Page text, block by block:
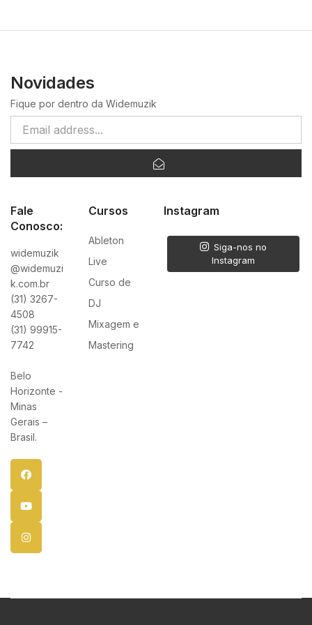
Novidades
Fique por dentro da Widemuzik
Fale
Conosco:
widemuzik
@widemuzi
k.com.br
(31) 3267-
4508
(31) 99915-
7742
Belo
Horizonte -
Minas
Gerais –
Brasil.
Cursos
Ableton
Live
Curso de
DJ
Mixagem e
Mastering
Instagram
Siga-nos no
Instagram